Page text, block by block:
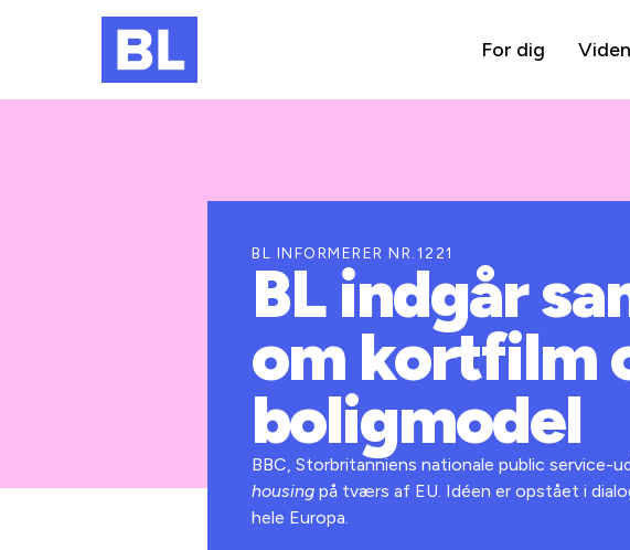
For dig Viden
BL INFORMERER NR.1221
BL indgår
om kortfilm
boligmodel
BBC, Storbritanniens nationale public
housing på tværs af EU. Idéen er opstået i
hele Europa.